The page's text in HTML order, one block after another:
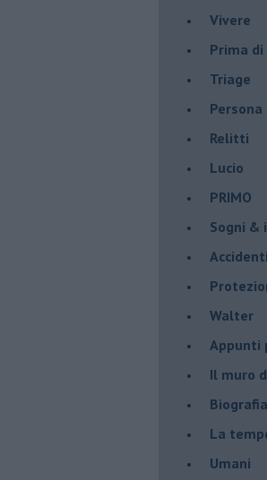
Vivere
Prima
Triage
Persona
Relitti
Lucio
PRIMO
Sogni &
Walter
Appunti
Il muro
La
Umani